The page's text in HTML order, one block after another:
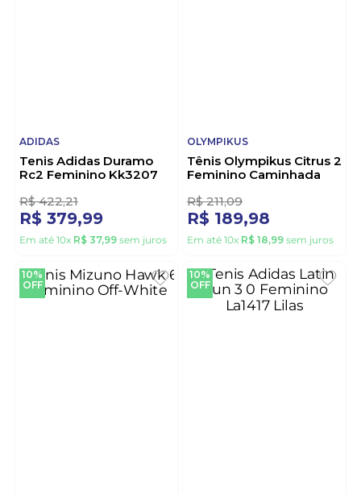
ADIDAS
Tenis Adidas Duramo
Rc2 Feminino Kk3207
R$ 422,21
R$ 379,99
OLYMPIKUS
Tênis Olympikus Citrus 2
Feminino Caminhada
R$ 211,09
R$ 189,98
10%
OFF
10%
OFF